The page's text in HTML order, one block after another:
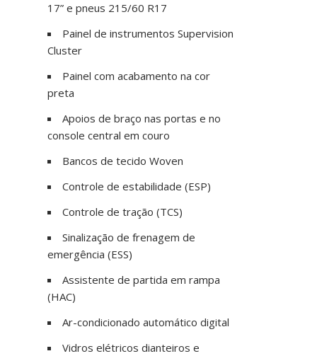
17” e pneus 215/60 R17
Painel de instrumentos Supervision
Cluster
Painel com acabamento na cor
preta
Apoios de braço nas portas e no
console central em couro
Bancos de tecido Woven
Controle de estabilidade (ESP)
Controle de tração (TCS)
Sinalização de frenagem de
emergência (ESS)
Assistente de partida em rampa
(HAC)
Ar-condicionado automático digital
Vidros elétricos dianteiros e